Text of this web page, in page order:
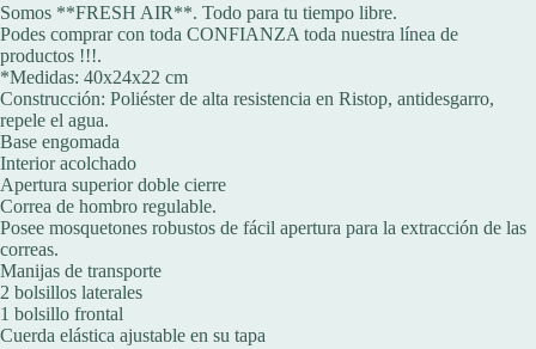
Somos **FRESH AIR**. Todo para tu tiempo libre.
Podes comprar con toda CONFIANZA toda nuestra línea de
productos !!!.
*Medidas: 40x24x22 cm
Construcción: Poliéster de alta resistencia en Ristop, antidesgarro,
repele el agua.
Base engomada
Interior acolchado
Apertura superior doble cierre
Correa de hombro regulable.
Posee mosquetones robustos de fácil apertura para la extracción de las
correas.
Manijas de transporte
2 bolsillos laterales
1 bolsillo frontal
Cuerda elástica ajustable en su tapa